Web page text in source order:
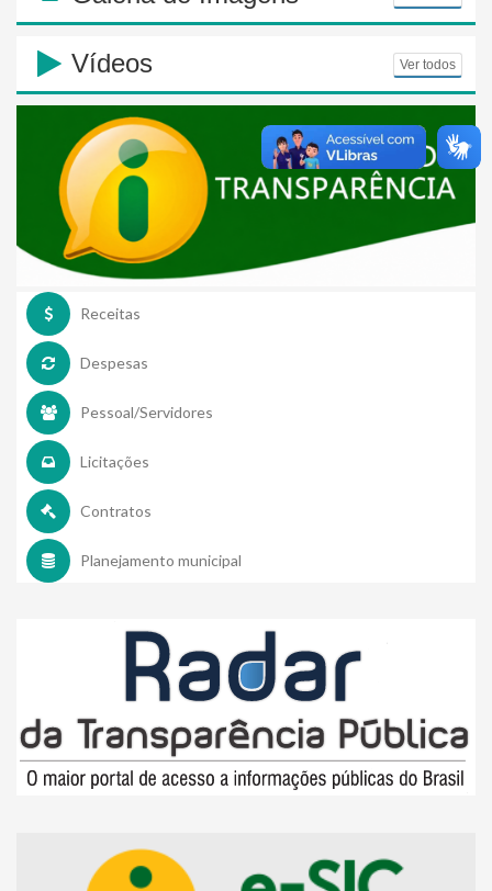
Vídeos Ver todos
Receitas
Despesas
Pessoal/Servidores
Licitações
Contratos
Planejamento municipal